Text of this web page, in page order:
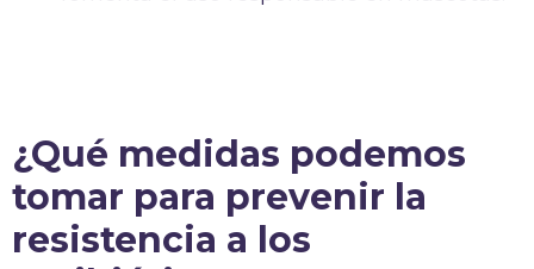
¿Qué medidas podemos
tomar para prevenir la
resistencia a los